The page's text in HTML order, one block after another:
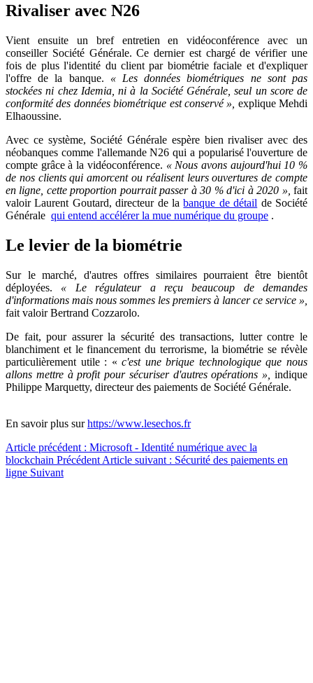
Rivaliser avec N26
Vient ensuite un bref entretien en vidéoconférence avec un
conseiller Société Générale. Ce dernier est chargé de vérifier une
fois de plus l'identité du client par biométrie faciale et d'expliquer
l'offre de la banque. « Les données biométriques ne sont pas
stockées ni chez Idemia, ni à la Société Générale, seul un score de
conformité des données biométrique est conservé », explique Mehdi
Elhaoussine.
Avec ce système, Société Générale espère bien rivaliser avec des
néobanques comme l'allemande N26 qui a popularisé l'ouverture de
compte grâce à la vidéoconférence. « Nous avons aujourd'hui 10 %
de nos clients qui amorcent ou réalisent leurs ouvertures de compte
en ligne, cette proportion pourrait passer à 30 % d'ici à 2020 », fait
valoir Laurent Goutard, directeur de labanque de détail de Société
Générale qui entend accélérer la mue numérique du groupe .
Le levier de la biométrie
Sur le marché, d'autres offres similaires pourraient être bientôt
déployées. « Le régulateur a reçu beaucoup de demandes
d'informations mais nous sommes les premiers à lancer ce service »,
fait valoir Bertrand Cozzarolo.
De fait, pour assurer la sécurité des transactions, lutter contre le
blanchiment et le financement du terrorisme, la biométrie se révèle
particulièrement utile : «c'est une brique technologique que nous
allons mettre à profit pour sécuriser d'autres opérations »,
indique
Philippe Marquetty, directeur des paiements de Société Générale.
En savoir plus surhttps://www.lesechos.fr
Article précédent : Microsoft - Identité numérique avec la
blockchain Précédent Article suivant : Sécurité des paiements en
ligne Suivant